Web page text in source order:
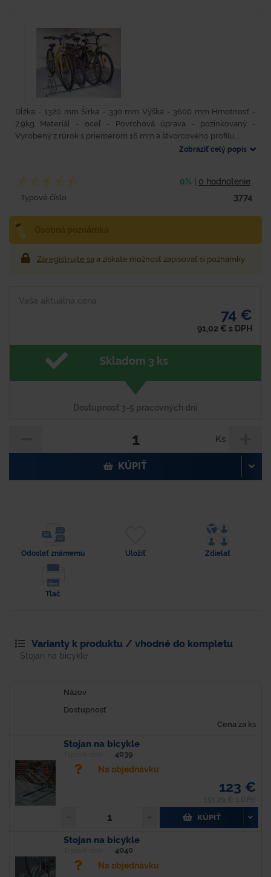
Dĺžka - 1320 mm Šírka - 330 mm Výška - 3600 mm Hmotnosť -
7,9kg Materiál - oceľ - Povrchová úprava - pozinkovaný -
Vyrobený z rúrok s priemerom 16 mm a štvorcového profilu...
Zobraziť celý popis
0% 0 hodnotenie
Typové číslo 3774
Zaregistrujte sa a získate možnosť zapisovať si poznámky
Vaša aktuálna cena
74 €
91,02 € s DPH
Skladom 3 ks
Dostupnosť 3-5 pracovných dní
Ks
KÚPIŤ
Odoslať známemu Uložiť Zdielať
Tlač
Varianty k produktu / vhodné do kompletu
Stojan na bicykle
Názov
Dostupnosť
Cena za ks
Stojan na bicykle
4039
Na objednávku
123 €
KÚPIŤ
Stojan na bicykle
4040
Na objednávku